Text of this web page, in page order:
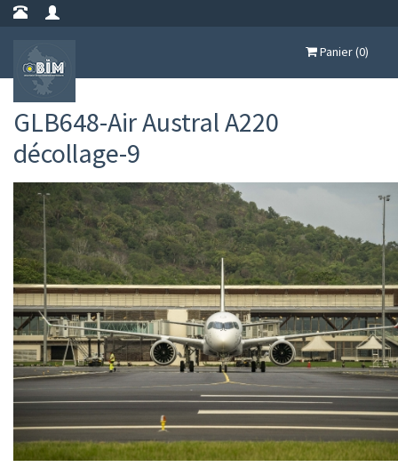
Panier (0)
GLB648-Air Austral A220
décollage-9